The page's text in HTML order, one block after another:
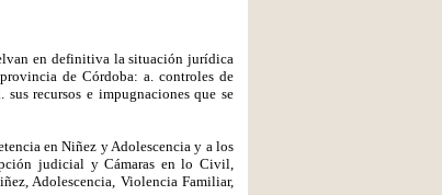
en definitiva la situación jurídica
de Córdoba: a. controles de
recursos e impugnaciones que se
en Niñez y Adolescencia y a los
judicial y Cámaras en lo Civil,
Adolescencia, Violencia Familiar,